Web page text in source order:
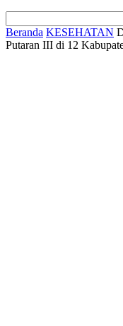
Beranda KESEHATAN
Putaran III di 12